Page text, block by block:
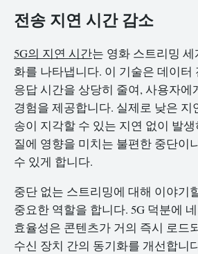
전송 지연 시간 감소
5G의 지연 시간는 영화 스트리밍
화를 나타냅니다. 이 기술은 데이터
응답 시간을 상당히 줄여, 사용자에
경험을 제공합니다. 실제로 낮은 지
송이 지각할 수 있는 지연 없이 발
질에 영향을 미치는 불편한 중단이
수 있게 합니다.
중단 없는 스트리밍에 대해 이야기
중요한 역할을 합니다. 5G 덕분에
효율성은 콘텐츠가 거의 즉시 로드
수신 장치 간의 동기화를 개선합니